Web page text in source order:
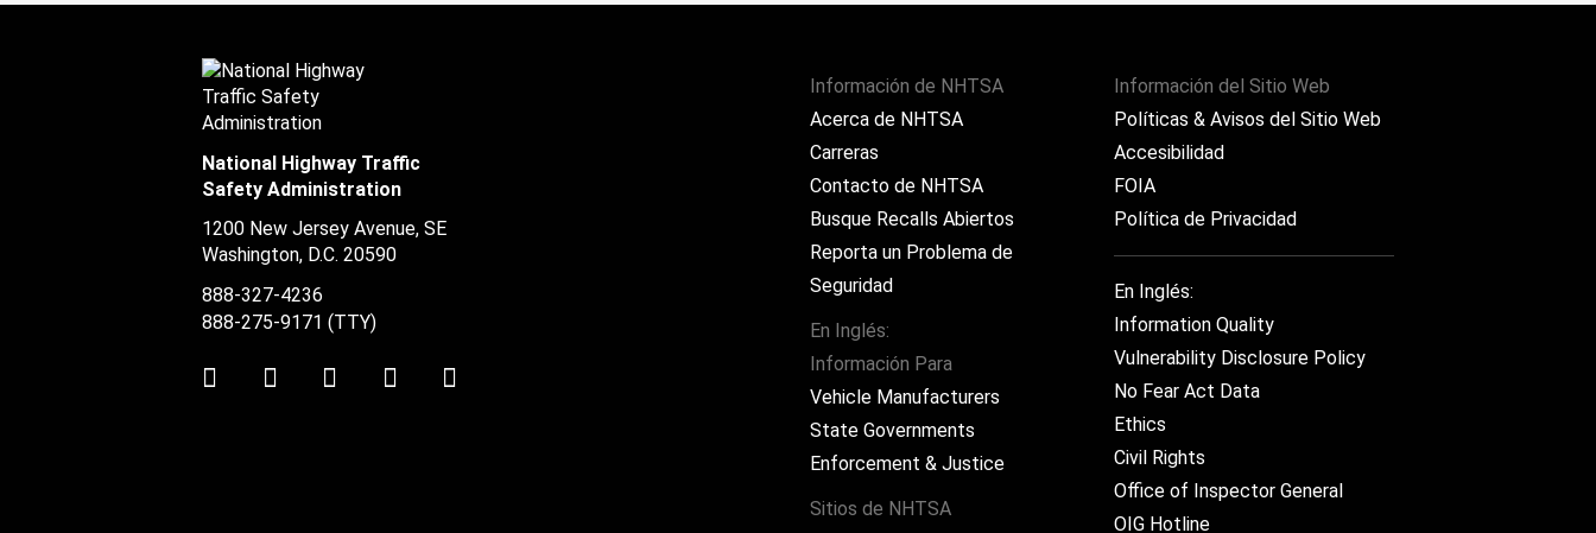
Información de NHTSA
Acerca de NHTSA
Carreras
Contacto de NHTSA
Busque Recalls Abiertos
Reporta un Problema de
Seguridad
En Inglés:
Información Para
Vehicle Manufacturers
State Governments
Enforcement & Justice
Sitios de NHTSA
Información del Sitio Web
Políticas & Avisos del Sitio Web
Accesibilidad
FOIA
Política de Privacidad
En Inglés:
Information Quality
Vulnerability Disclosure Policy
No Fear Act Data
Ethics
Civil Rights
Office of Inspector General
OIG Hotline
National Highway Traffic
Safety Administration
1200 New Jersey Avenue, SE
Washington, D.C. 20590
888-327-4236
888-275-9171 (TTY)
TwitterLinkedInFacebookYoutube